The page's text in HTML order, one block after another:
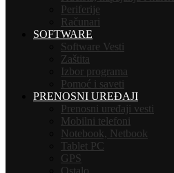
Periferije
Računari
SOFTWARE
Software Vesti
Zaštita
Izbor programa
Pomoć i saveti
PRENOSNI UREĐAJI
Prenosni uređaji vesti
Mobilni telefoni
Notebook, Netbook
Tablet PC
GPS
Ostalo